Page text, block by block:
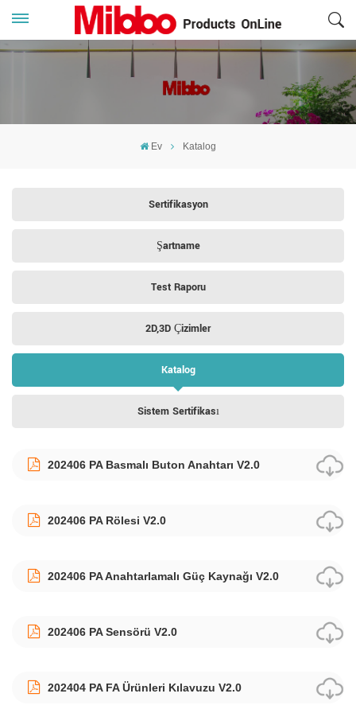
Ev Katalog
Sertifikasyon
Şartname
Test Raporu
2D,3D Çizimler
Katalog
Sistem Sertifikası
202406 PA Basmalı Buton Anahtarı V2.0
202406 PA Rölesi V2.0
202406 PA Anahtarlamalı Güç Kaynağı V2.0
202406 PA Sensörü V2.0
202404 PA FA Ürünleri Kılavuzu V2.0